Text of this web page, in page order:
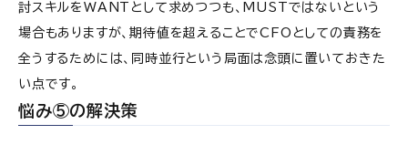
討スキルをWANTとして求めつつも、MUSTではないという
場合もありますが、期待値を超えることでCFOとしての責務を
全うするためには、同時並行という局面は念頭に置いておきた
い点です。
悩み⑤の解決策